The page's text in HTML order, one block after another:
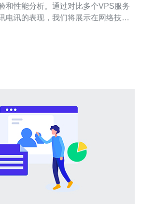
和性能分析。通过对比多个VPS服务
电讯的表现，我们将展示在网络技术